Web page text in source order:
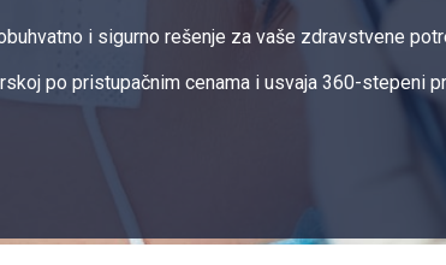
i sigurno rešenje za vaše zdravstvene
po pristupačnim cenama i usvaja 360-stepeni